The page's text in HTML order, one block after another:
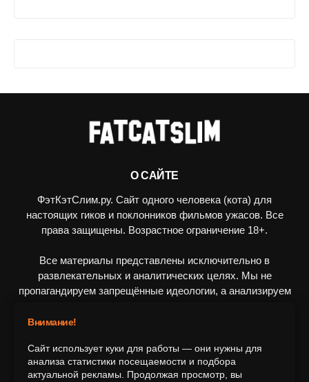
О САЙТЕ
ФэтКэтСлим.ру. Сайт одного человека (кота) для
настоящих гиков и поклонников фильмов ужасов. Все
права защищены. Возрастное ограничение 18+.
Все материалы представлены исключительно в
развлекательных и аналитических целях. Мы не
пропагандируем запрещённые идеологии, а анализируем
ПОДПИШИТЕСЬ НА НАС
Внимание!
Сайт использует куки для работы — они нужны для
анализа статистики посещаемости и подбора
актуальной рекламы. Продолжая просмотр, вы